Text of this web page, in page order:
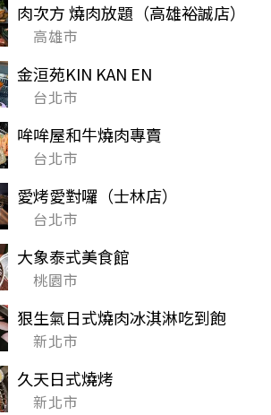
肉次方 燒肉放題（高雄裕誠店）
高雄市
金洹苑KIN KAN EN
台北市
哞哞屋和牛燒肉專賣
台北市
愛烤愛對囉（士林店）
台北市
大象泰式美食館
桃園市
狠生氣日式燒肉冰淇淋吃到飽
新北市
久天日式燒烤
新北市